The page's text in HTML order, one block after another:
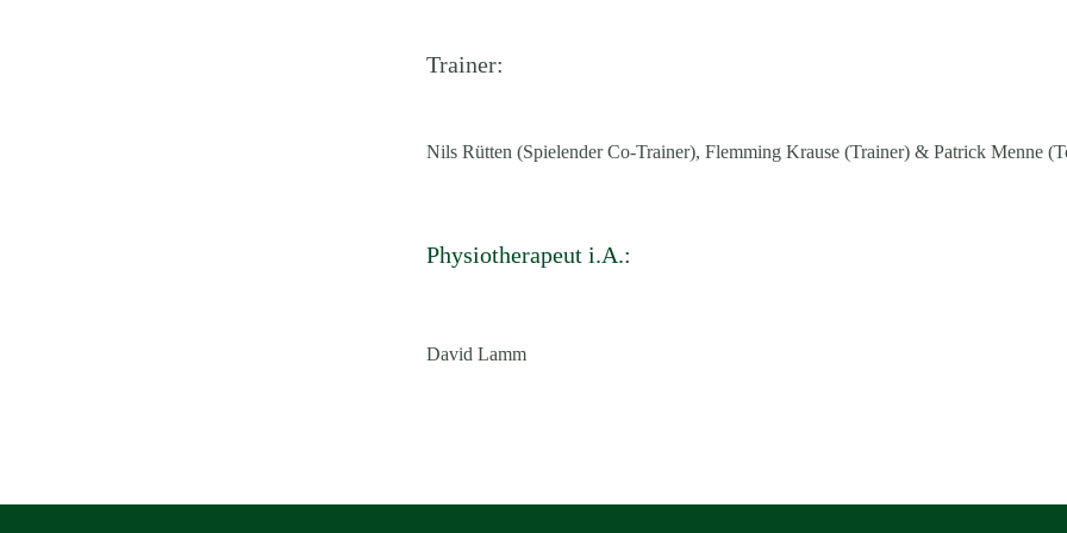
Trainer:
Nils Rütten (Spielender Co-Trainer), Flemming Krause (Trainer) & Patrick Menne
Physiotherapeut i.A.:
David Lamm